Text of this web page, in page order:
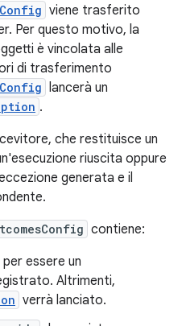
viene trasferito
Per questo motivo, la
è vincolata alle
di trasferimento
lancerà un
.
che restituisce un
riuscita oppure
generata e il
contiene:
essere un
Altrimenti,
verrà lanciato.